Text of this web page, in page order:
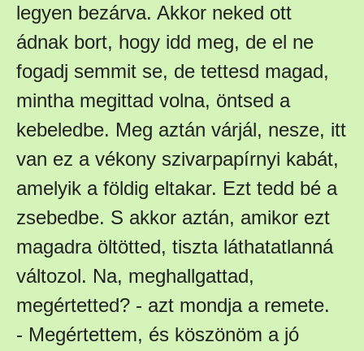
legyen bezárva. Akkor neked ott
ádnak bort, hogy idd meg, de el ne
fogadj semmit se, de tettesd magad,
mintha megittad volna, öntsed a
kebeledbe. Meg aztán várjál, nesze, itt
van ez a vékony szivarpapírnyi kabát,
amelyik a földig eltakar. Ezt tedd bé a
zsebedbe. S akkor aztán, amikor ezt
magadra öltötted, tiszta láthatatlanná
változol. Na, meghallgattad,
megértetted? - azt mondja a remete.
- Megértettem, és köszönöm a jó